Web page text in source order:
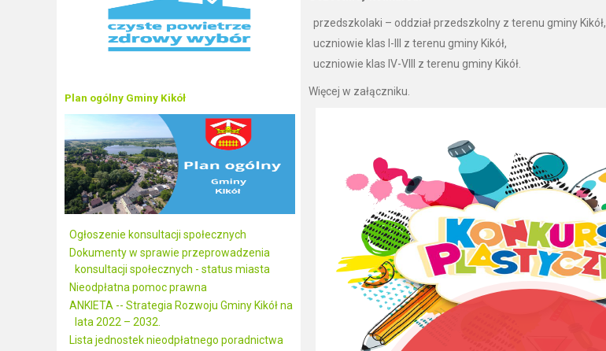
Plan ogólny Gminy Kikół
Ogłoszenie konsultacji społecznych
Dokumenty w sprawie przeprowadzenia
konsultacji społecznych - status miasta
Nieodpłatna pomoc prawna
ANKIETA -- Strategia Rozwoju Gminy Kikół na
lata 2022 – 2032.
Lista jednostek nieodpłatnego poradnictwa
przedszkolaki – oddział przedszkolny z terenu gminy Kikół,
uczniowie klas I-III z terenu gminy Kikół,
uczniowie klas IV-VIII z terenu gminy Kikół.
Więcej w załączniku.